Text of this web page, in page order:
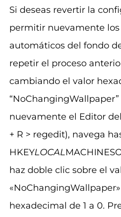
Si deseas revertir la
permitir nuevamente
automáticos del fondo
repetir el proceso
cambiando el valor
“NoChangingWallpaper”
nuevamente el Editor
+ R > regedit), navega
HKEYLOCAL
haz doble clic sobre el
hexadecimal de 1 a 0.